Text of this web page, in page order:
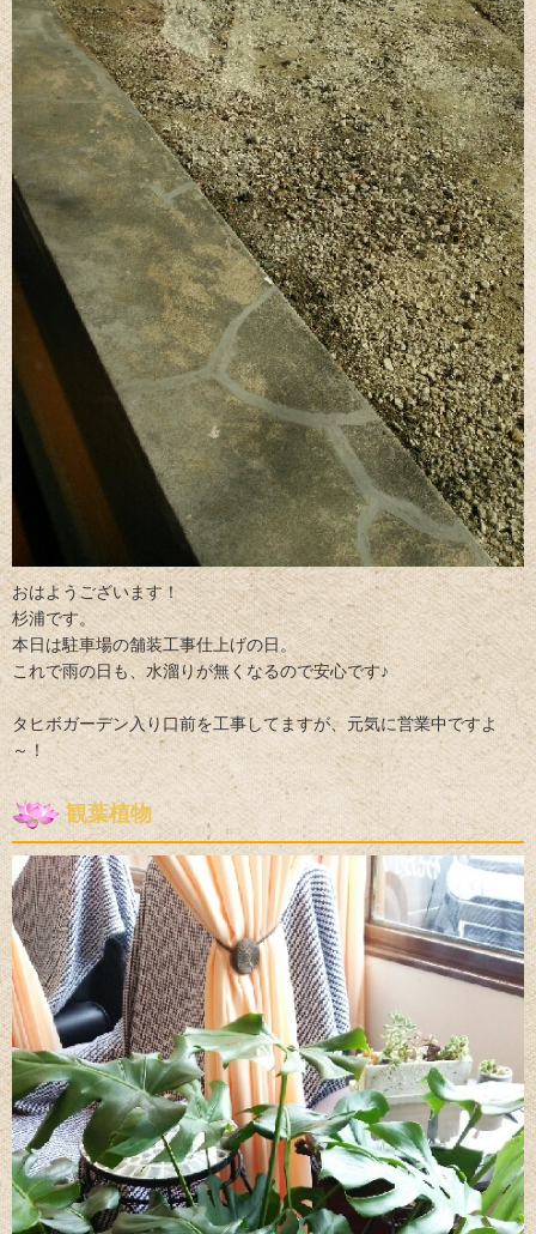
おはようございます！
杉浦です。
本日は駐車場の舗装工事仕上げの日。
これで雨の日も、水溜りが無くなるので安心です♪
タヒボガーデン入り口前を工事してますが、元気に営業中ですよ
～！
観葉植物